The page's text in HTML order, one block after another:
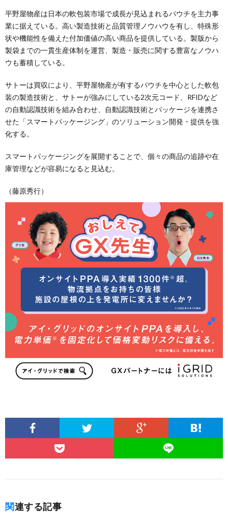
平野屋物産は日本の軟包装市場で成長が見込まれるパウチを主力事
業に据えている。高い製造技術と品質管理ノウハウを有し、特殊形
状や機能性を備えた付加価値の高い商品を提供している。製版から
製袋までの一貫生産体制を運営、製造・販売に関する豊富なノウハ
ウも蓄積している。
サトーは買収により、平野屋物産が有するパウチを中心とした軟包
装の製造技術と、サトーが強みにしている2次元コード、RFIDなど
の自動認識技術を組み合わせ、自動認識技術とパッケージを連携さ
せた「スマートパッケージング」のソリューション開発・提供を強
化する。
スマートパッケージングを展開することで、個々の商品の追跡や在
庫管理などが容易になると見込む。
（藤原秀行）
関連する記事